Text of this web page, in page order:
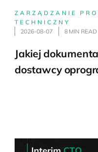
ZARZĄDZANIE
TECHNICZNY
2026-08-07
8 MIN READ
Jakiej
dostawcy